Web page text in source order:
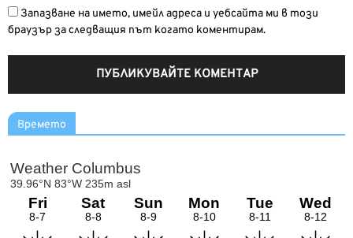
Запазване на името, имейл адреса и уебсайта ми в този
браузър за следващия път когато коментирам.
Времето